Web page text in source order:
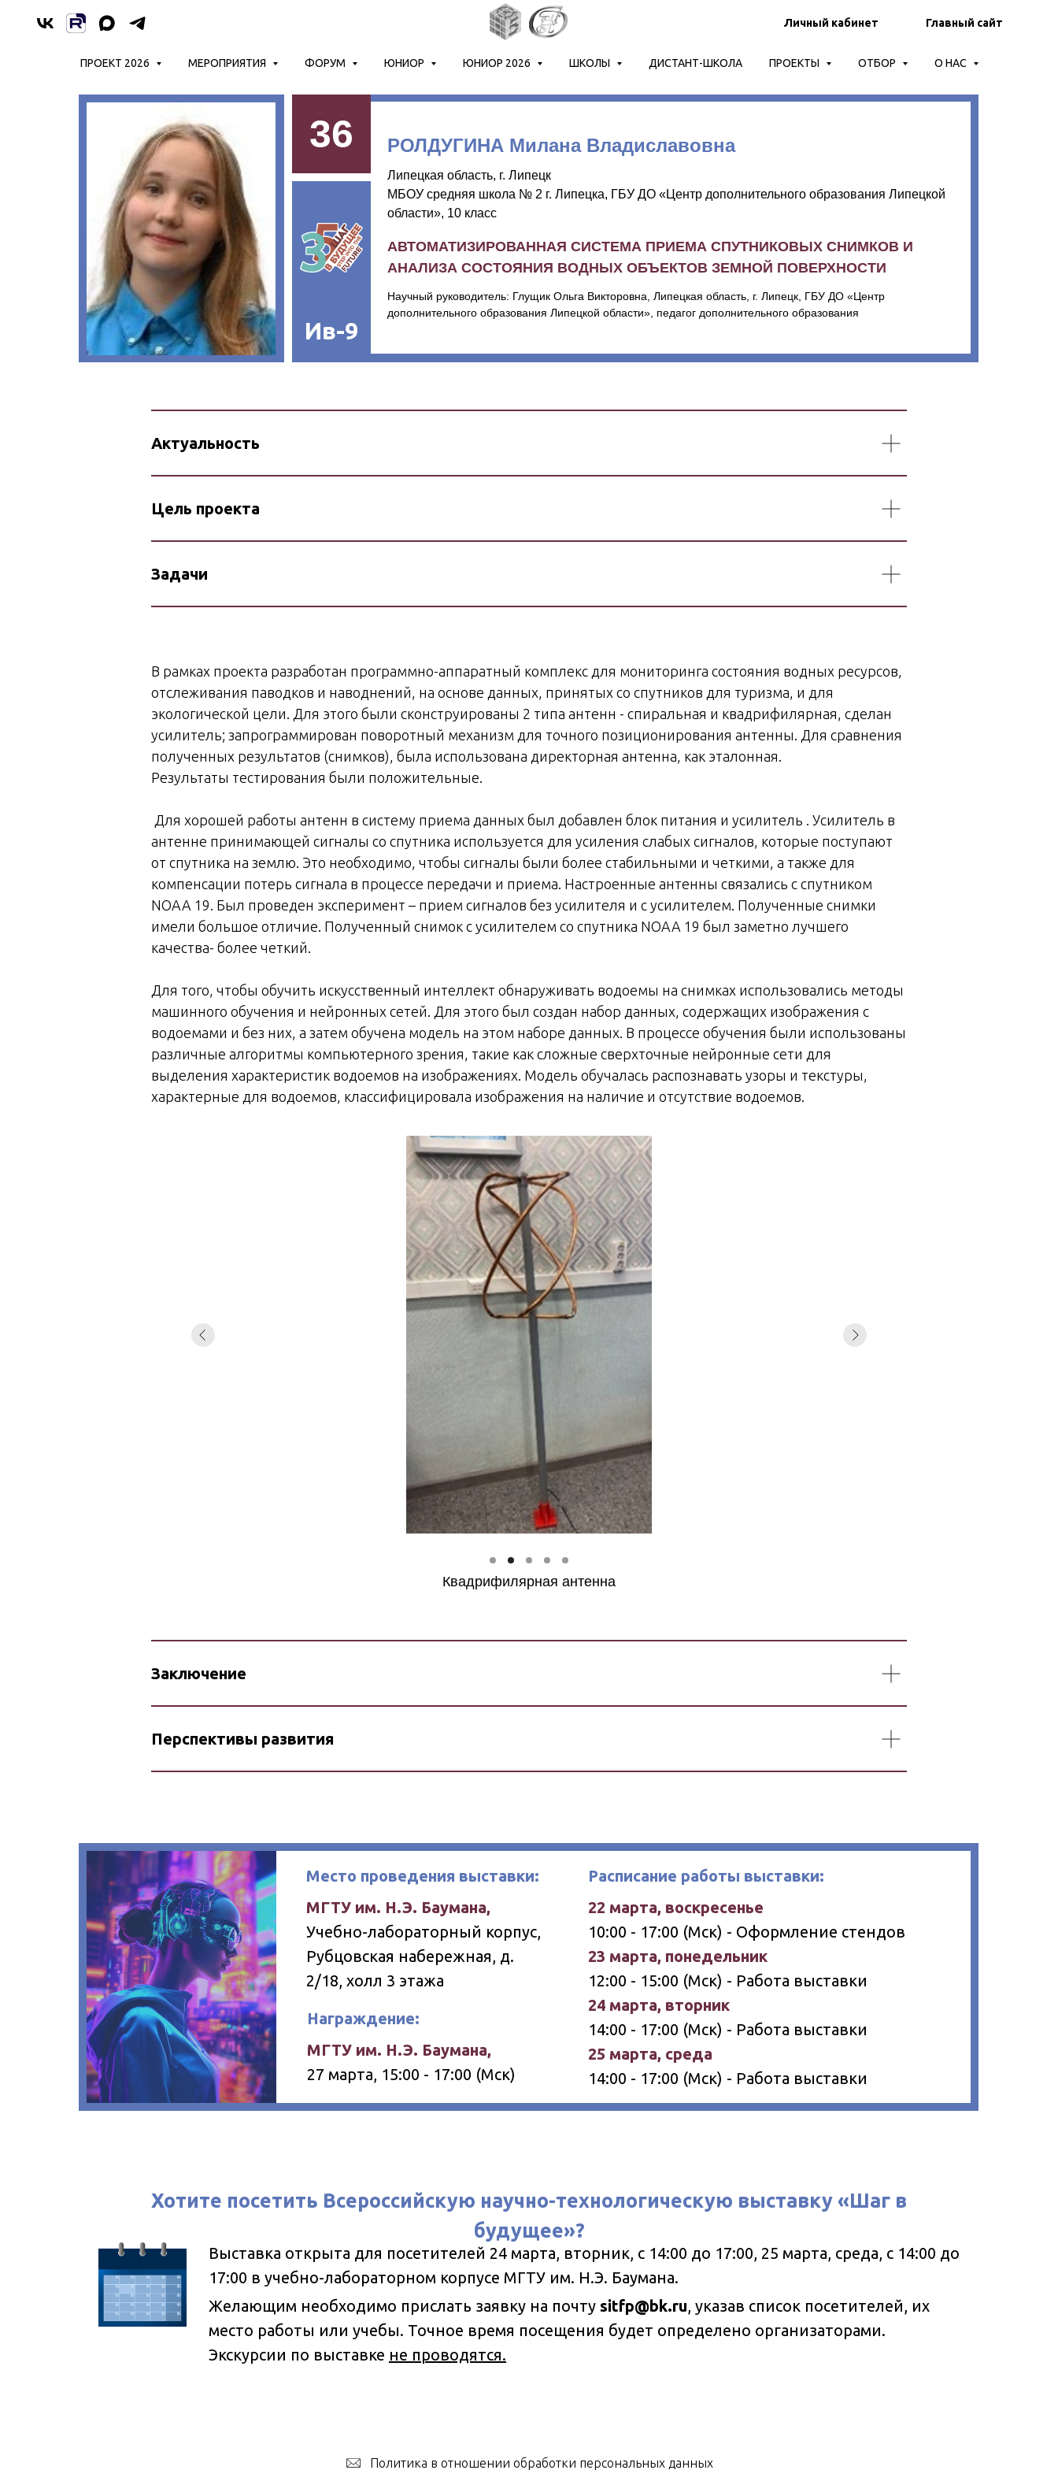
Личный кабинет Главный сайт
ПРОЕКТ 2026 МЕРОПРИЯТИЯ ФОРУМ ЮНИОР ЮНИОР 2026 ШКОЛЫ ДИСТАНТ-ШКОЛА ПРОЕКТЫ ОТБОР О НАС
36 РОЛДУГИНА Милана Владиславовна
Липецкая область, г. Липецк
МБОУ средняя школа № 2 г. Липецка, ГБУ ДО «Центр дополнительного образования Липецкой
области», 10 класс
АВТОМАТИЗИРОВАННАЯ СИСТЕМА ПРИЕМА СПУТНИКОВЫХ СНИМКОВ И
АНАЛИЗА СОСТОЯНИЯ ВОДНЫХ ОБЪЕКТОВ ЗЕМНОЙ ПОВЕРХНОСТИ
Научный руководитель: Глущик Ольга Викторовна, Липецкая область, г. Липецк, ГБУ ДО «Центр
дополнительного образования Липецкой области», педагог дополнительного образования
Ив-9
Актуальность
Цель проекта
Задачи
В рамках проекта разработан программно-аппаратный комплекс для мониторинга состояния водных ресурсов,
отслеживания паводков и наводнений, на основе данных, принятых со спутников для туризма, и для
экологической цели. Для этого были сконструированы 2 типа антенн - спиральная и квадрифилярная, сделан
усилитель; запрограммирован поворотный механизм для точного позиционирования антенны. Для сравнения
полученных результатов (снимков), была использована директорная антенна, как эталонная.
Результаты тестирования были положительные.
Для хорошей работы антенн в систему приема данных был добавлен блок питания и усилитель . Усилитель в
антенне принимающей сигналы со спутника используется для усиления слабых сигналов, которые поступают
от спутника на землю. Это необходимо, чтобы сигналы были более стабильными и четкими, а также для
компенсации потерь сигнала в процессе передачи и приема. Настроенные антенны связались с спутником
NOAA 19. Был проведен эксперимент – прием сигналов без усилителя и с усилителем. Полученные снимки
имели большое отличие. Полученный снимок с усилителем со спутника NOAA 19 был заметно лучшего
качества- более четкий.
Для того, чтобы обучить искусственный интеллект обнаруживать водоемы на снимках использовались методы
машинного обучения и нейронных сетей. Для этого был создан набор данных, содержащих изображения с
водоемами и без них, а затем обучена модель на этом наборе данных. В процессе обучения были использованы
различные алгоритмы компьютерного зрения, такие как сложные сверхточные нейронные сети для
выделения характеристик водоемов на изображениях. Модель обучалась распознавать узоры и текстуры,
характерные для водоемов, классифицировала изображения на наличие и отсутствие водоемов.
Квадрифилярная антенна
Заключение
Перспективы развития
МГТУ им. Н.Э. Баумана,
Учебно-лабораторный корпус,
Рубцовская набережная, д.
2/18, холл 3 этажа
МГТУ им. Н.Э. Баумана,
27 марта, 15:00 - 17:00 (Мск)
Место проведения выставки: Расписание работы выставки:
Награждение:
22 марта, воскресенье
10:00 - 17:00 (Мск) - Оформление стендов
23 марта, понедельник
12:00 - 15:00 (Мск) - Работа выставки
24 марта, вторник
14:00 - 17:00 (Мск) - Работа выставки
25 марта, среда
14:00 - 17:00 (Мск) - Работа выставки
Хотите посетить Всероссийскую научно-технологическую выставку «Шаг в
будущее»?
Выставка открыта для посетителей 24 марта, вторник, с 14:00 до 17:00, 25 марта, среда, с 14:00 до
17:00 в учебно-лабораторном корпусе МГТУ им. Н.Э. Баумана.
Желающим необходимо прислать заявку на почту sitfp@bk.ru, указав список посетителей, их
место работы или учебы. Точное время посещения будет определено организаторами.
Экскурсии по выставке не проводятся.
Политика в отношении обработки персональных данных